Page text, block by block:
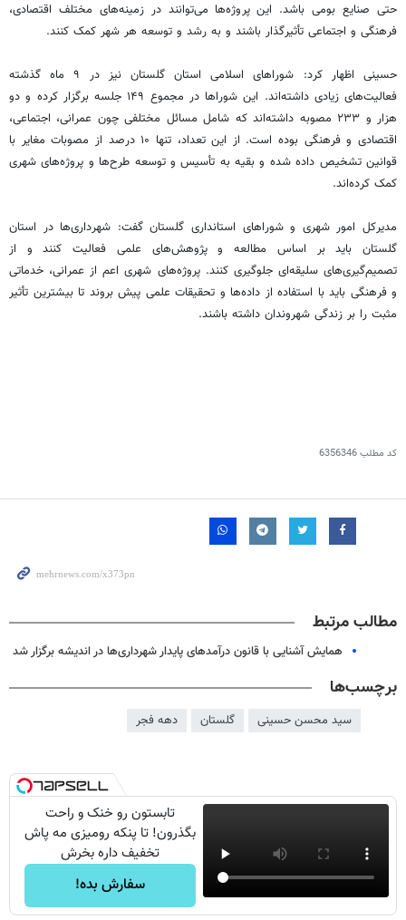
حتی صنایع بومی باشد. این پروژه‌ها می‌توانند در زمینه‌های مختلف اقتصادی،
فرهنگی و اجتماعی تأثیرگذار باشند و به رشد و توسعه هر شهر کمک کنند.
حسینی اظهار کرد: شوراهای اسلامی استان گلستان نیز در ۹ ماه گذشته
فعالیت‌های زیادی داشته‌اند. این شوراها در مجموع ۱۴۹ جلسه برگزار کرده و دو
هزار و ۲۳۳ مصوبه داشته‌اند که شامل مسائل مختلفی چون عمرانی، اجتماعی،
اقتصادی و فرهنگی بوده است. از این تعداد، تنها ۱۰ درصد از مصوبات مغایر با
قوانین تشخیص داده شده و بقیه به تأسیس و توسعه طرح‌ها و پروژه‌های شهری
کمک کرده‌اند.
مدیرکل امور شهری و شوراهای استانداری گلستان گفت: شهرداری‌ها در استان
گلستان باید بر اساس مطالعه و پژوهش‌های علمی فعالیت کنند و از
تصمیم‌گیری‌های سلیقه‌ای جلوگیری کنند. پروژه‌های شهری اعم از عمرانی، خدماتی
و فرهنگی باید با استفاده از داده‌ها و تحقیقات علمی پیش بروند تا بیشترین تأثیر
مثبت را بر زندگی شهروندان داشته باشند.
کد مطلب6356346
مطالب مرتبط
همایش آشنایی با قانون درآمدهای پایدار شهرداری‌ها در اندیشه برگزار شد
برچسب‌ها
سید محسن حسینی گلستان دهه فجر
تابستون رو خنک و راحت
بگذرون! تا پنکه رومیزی مه پاش
تخفیف داره بخرش
سفارش بده!